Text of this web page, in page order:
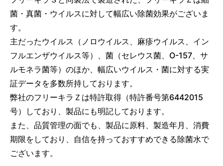
菌・真菌・ウイルスに対して幅広い除菌効果がございま
す。
主だったウイルス（ノロウイルス、麻疹ウイルス、イン
フルエンザウイルス等）、菌（セレウス菌、O-157、サ
ルモネラ菌等）のほか、幅広いウイルス・菌に対する実
証データを多数所持しております。
弊社のフリーキラＺは特許取得（特許番号第6442015
号）しており、製品にも明記しております。
また、品質管理の面でも、製品に原料、製造年月、消費
期限をしており、自信を持っておすすめできる除菌水で
ございます。